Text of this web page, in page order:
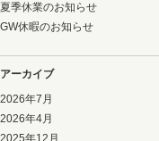
夏季休業のお知らせ
GW休暇のお知らせ
アーカイブ
2026年7月
2026年4月
2025年12月